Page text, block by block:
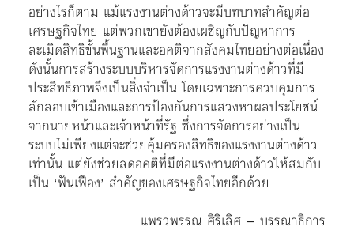
อย่างไรก็ตาม แม้แรงงานต่างด้าวจะมีบทบาทสำคัญต่อ
เศรษฐกิจไทย แต่พวกเขายังต้องเผชิญกับปัญหาการ
ละเมิดสิทธิขั้นพื้นฐานและอคติจากสังคมไทยอย่างต่อเนื่อง
ดังนั้นการสร้างระบบบริหารจัดการแรงงานต่างด้าวที่มี
ประสิทธิภาพจึงเป็นสิ่งจำเป็น โดยเฉพาะการควบคุมการ
ลักลอบเข้าเมืองและการป้องกันการแสวงหาผลประโยชน์
จากนายหน้าและเจ้าหน้าที่รัฐ ซึ่งการจัดการอย่างเป็น
ระบบไม่เพียงแต่จะช่วยคุ้มครองสิทธิของแรงงานต่างด้าว
เท่านั้น แต่ยังช่วยลดอคติที่มีต่อแรงงานต่างด้าวให้สมกับ
เป็น ‘ฟันเฟือง’ สำคัญของเศรษฐกิจไทยอีกด้วย
แพรวพรรณ ศิริเลิศ – บรรณาธิการ